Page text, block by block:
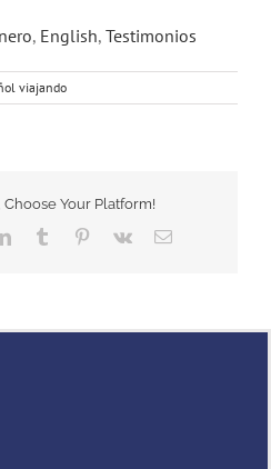
, English, Testimonios
viajando
Choose Your Platform!
LinkedInTumblr Pinterest
Vk Email